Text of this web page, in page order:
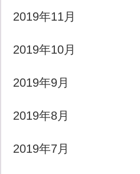
2019年11月
2019年10月
2019年9月
2019年8月
2019年7月